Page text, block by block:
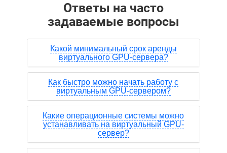
Ответы на часто
задаваемые вопросы
Какой минимальный срок аренды
виртуального GPU-сервера?
Как быстро можно начать работу с
виртуальным GPU-сервером?
Какие операционные системы можно
устанавливать на виртуальный GPU-
сервер?